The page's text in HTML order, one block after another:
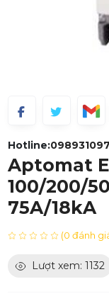
Hotline:
Aptomat
100/200/
75A/18kA
(0 đánh
Lượt xem: 1132